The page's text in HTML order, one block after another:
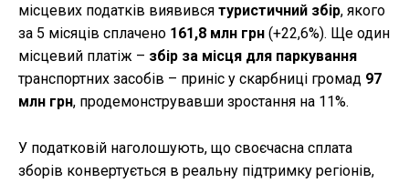
місцевих податків виявився туристичний збір, якого
за 5 місяців сплачено 161,8 млн грн (+22,6%). Ще один
місцевий платіж – збір за місця для паркування
транспортних засобів – приніс у скарбниці громад 97
млн грн, продемонструвавши зростання на 11%.
У податковій наголошують, що своєчасна сплата
зборів конвертується в реальну підтримку регіонів,